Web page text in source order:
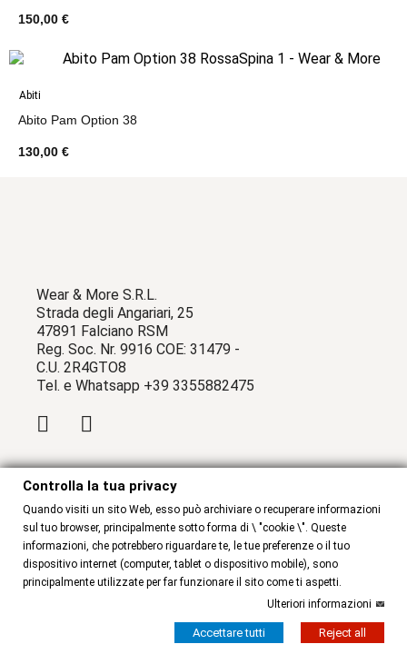
150,00 €
Abiti
Abito Pam Option 38
130,00 €
Wear & More S.R.L.
Strada degli Angariari, 25
47891 Falciano RSM
Reg. Soc. Nr. 9916 COE: 31479 -
C.U. 2R4GTO8
Tel. e Whatsapp +39 3355882475
WEAR & MORE
Chi Siamo Contattaci
Privacy Policy
Controlla la tua privacy
Quando visiti un sito Web, esso può archiviare o recuperare informazioni
sul tuo browser, principalmente sotto forma di \ "cookie \". Queste
informazioni, che potrebbero riguardare te, le tue preferenze o il tuo
dispositivo internet (computer, tablet o dispositivo mobile), sono
principalmente utilizzate per far funzionare il sito come ti aspetti.
Ulteriori informazioni
Accettare tutti Reject all